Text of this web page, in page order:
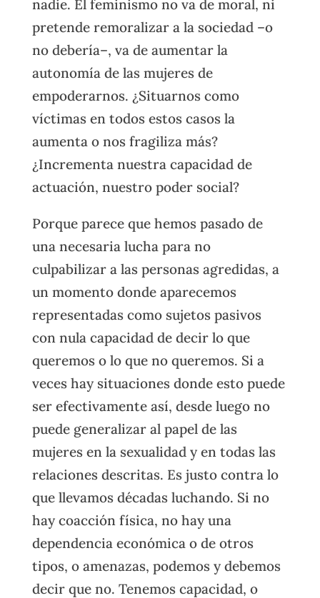
nadie. El feminismo no va de moral, ni
pretende remoralizar a la sociedad –o
no debería–, va de aumentar la
autonomía de las mujeres de
empoderarnos. ¿Situarnos como
víctimas en todos estos casos la
aumenta o nos fragiliza más?
¿Incrementa nuestra capacidad de
actuación, nuestro poder social?
Porque parece que hemos pasado de
una necesaria lucha para no
culpabilizar a las personas agredidas, a
un momento donde aparecemos
representadas como sujetos pasivos
con nula capacidad de decir lo que
queremos o lo que no queremos. Si a
veces hay situaciones donde esto puede
ser efectivamente así, desde luego no
puede generalizar al papel de las
mujeres en la sexualidad y en todas las
relaciones descritas. Es justo contra lo
que llevamos décadas luchando. Si no
hay coacción física, no hay una
dependencia económica o de otros
tipos, o amenazas, podemos y debemos
decir que no. Tenemos capacidad, o